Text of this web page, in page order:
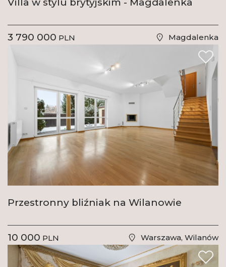
3 790 000 PLN Magdalenka
Przestronny bliźniak na Wilanowie
10 000 PLN Warszawa, Wilanów